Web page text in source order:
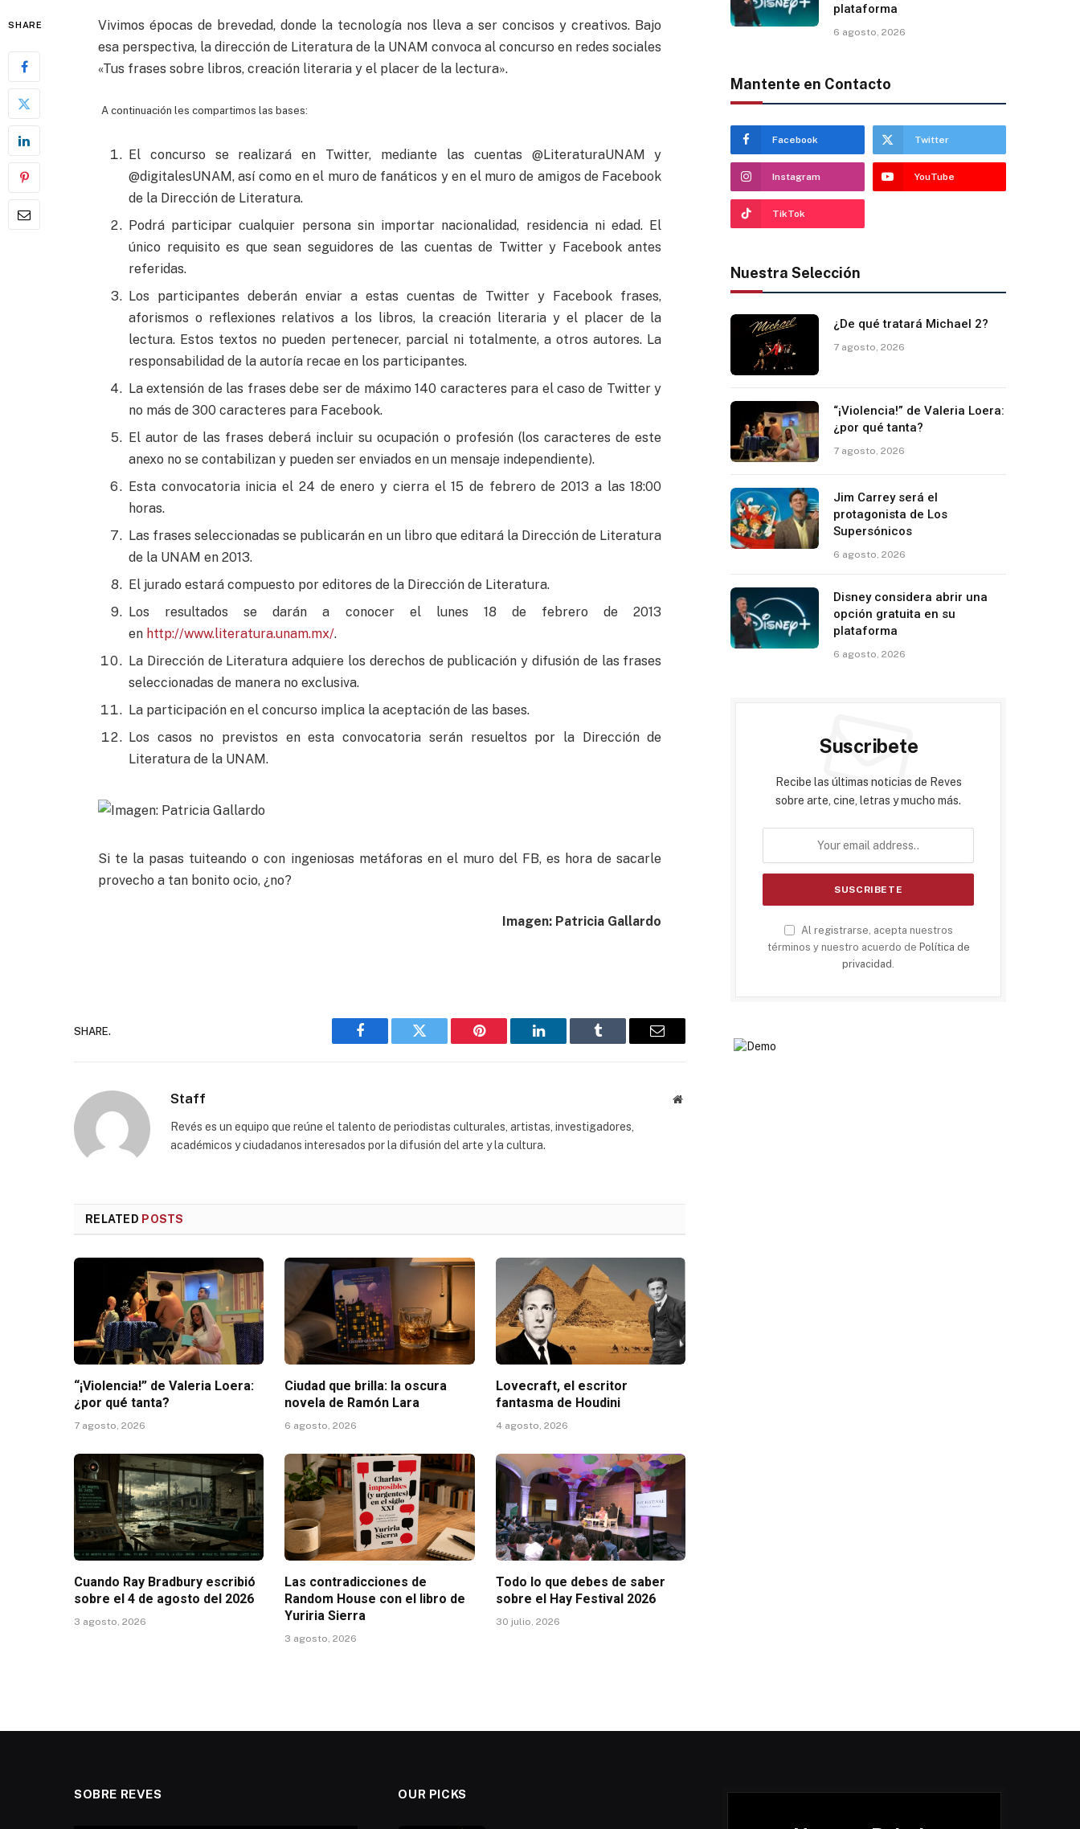
SHARE
Vivimos épocas de brevedad, donde la tecnología nos lleva a ser concisos y creativos. Bajo
esa perspectiva, la dirección de Literatura de la UNAM convoca al concurso en redes sociales
«Tus frases sobre libros, creación literaria y el placer de la lectura».
A continuación les compartimos las bases:
El concurso se realizará en Twitter, mediante las cuentas @LiteraturaUNAM y
@digitalesUNAM, así como en el muro de fanáticos y en el muro de amigos de Facebook
de la Dirección de Literatura.
Podrá participar cualquier persona sin importar nacionalidad, residencia ni edad. El
único requisito es que sean seguidores de las cuentas de Twitter y Facebook antes
referidas.
Los participantes deberán enviar a estas cuentas de Twitter y Facebook frases,
aforismos o reflexiones relativos a los libros, la creación literaria y el placer de la
lectura. Estos textos no pueden pertenecer, parcial ni totalmente, a otros autores. La
responsabilidad de la autoría recae en los participantes.
La extensión de las frases debe ser de máximo 140 caracteres para el caso de Twitter y
no más de 300 caracteres para Facebook.
El autor de las frases deberá incluir su ocupación o profesión (los caracteres de este
anexo no se contabilizan y pueden ser enviados en un mensaje independiente).
Esta convocatoria inicia el 24 de enero y cierra el 15 de febrero de 2013 a las 18:00
horas.
Las frases seleccionadas se publicarán en un libro que editará la Dirección de Literatura
de la UNAM en 2013.
El jurado estará compuesto por editores de la Dirección de Literatura.
Los resultados se darán a conocer el lunes 18 de febrero de 2013
en http://www.literatura.unam.mx/.
La Dirección de Literatura adquiere los derechos de publicación y difusión de las frases
seleccionadas de manera no exclusiva.
La participación en el concurso implica la aceptación de las bases.
Los casos no previstos en esta convocatoria serán resueltos por la Dirección de
Literatura de la UNAM.
Si te la pasas tuiteando o con ingeniosas metáforas en el muro del FB, es hora de sacarle
provecho a tan bonito ocio, ¿no?
Imagen: Patricia Gallardo
SHARE.
Facebook Twitter Pinterest LinkedIn Tumblr Email
Staff Website
Revés es un equipo que reúne el talento de periodistas culturales, artistas, investigadores,
académicos y ciudadanos interesados por la difusión del arte y la cultura.
RELATED POSTS
“¡Violencia!” de Valeria Loera:
¿por qué tanta?
7 agosto, 2026
Ciudad que brilla: la oscura
novela de Ramón Lara
6 agosto, 2026
Lovecraft, el escritor
fantasma de Houdini
4 agosto, 2026
Cuando Ray Bradbury escribió
sobre el 4 de agosto del 2026
3 agosto, 2026
Las contradicciones de
Random House con el libro de
Yuriria Sierra
3 agosto, 2026
Todo lo que debes de saber
sobre el Hay Festival 2026
30 julio, 2026
plataforma
6 agosto, 2026
Mantente en Contacto
Facebook Twitter
Instagram YouTube
TikTok
Nuestra Selección
¿De qué tratará Michael 2?
7 agosto, 2026
“¡Violencia!” de Valeria Loera:
¿por qué tanta?
7 agosto, 2026
Jim Carrey será el
protagonista de Los
Supersónicos
6 agosto, 2026
Disney considera abrir una
opción gratuita en su
plataforma
6 agosto, 2026
Suscribete
Recibe las últimas noticias de Reves
sobre arte, cine, letras y mucho más.
Al registrarse, acepta nuestros
términos y nuestro acuerdo de Política de
privacidad
SOBRE REVES OUR PICKS